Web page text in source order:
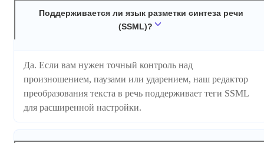
Поддерживается ли язык разметки синтеза речи
(SSML)?
Да. Если вам нужен точный контроль над
произношением, паузами или ударением, наш редактор
преобразования текста в речь поддерживает теги SSML
для расширенной настройки.